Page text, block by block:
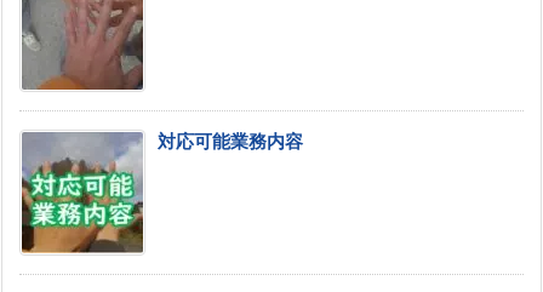
対応可能業務内容